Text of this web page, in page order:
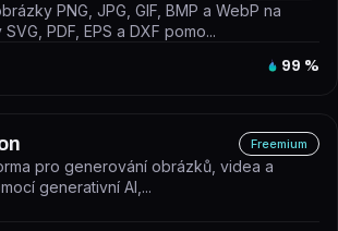
PNG, JPG, GIF, BMP a WebP na
PDF, EPS a DXF pomo...
99 %
Freemium
pro generování obrázků, videa a
generativní AI,...